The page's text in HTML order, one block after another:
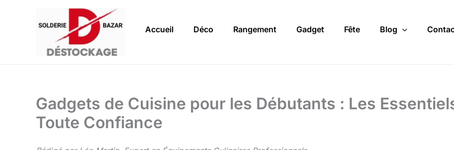
Accueil Déco Rangement Gadget Fête Blog
Gadgets de Cuisine pour les Débutants : Les
Toute Confiance